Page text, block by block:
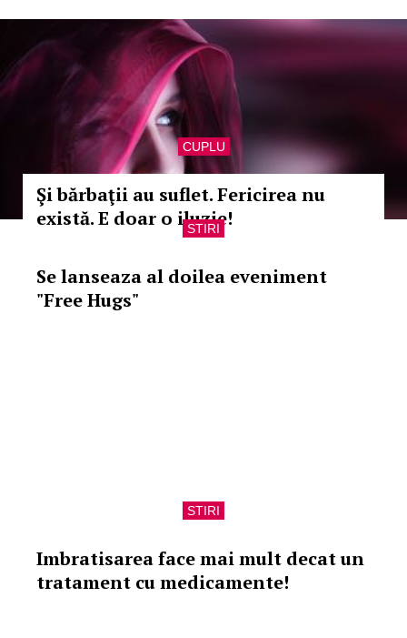
CUPLU
Şi bărbaţii au suflet. Fericirea nu
există. E doar o iluzie!
STIRI
Se lanseaza al doilea eveniment
"Free Hugs"
STIRI
Imbratisarea face mai mult decat un
tratament cu medicamente!